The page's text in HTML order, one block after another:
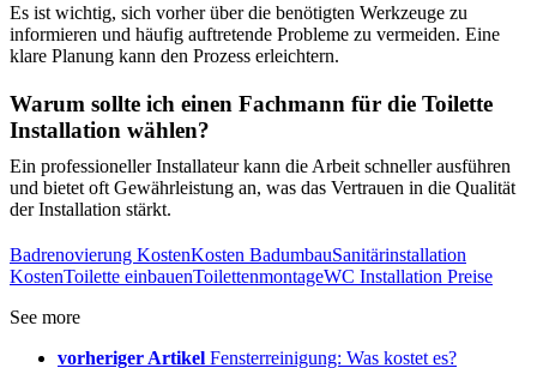
Es ist wichtig, sich vorher über die benötigten Werkzeuge zu
informieren und häufig auftretende Probleme zu vermeiden. Eine
klare Planung kann den Prozess erleichtern.
Warum sollte ich einen Fachmann für die Toilette
Installation wählen?
Ein professioneller Installateur kann die Arbeit schneller ausführen
und bietet oft Gewährleistung an, was das Vertrauen in die Qualität
der Installation stärkt.
Badrenovierung KostenKosten BadumbauSanitärinstallation
KostenToilette einbauenToilettenmontageWC Installation Preise
See more
vorheriger Artikel Fensterreinigung: Was kostet es?